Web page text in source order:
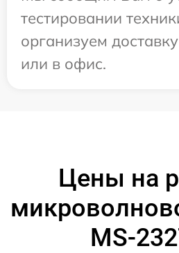
тестировании
организуем
или в офис.
Цены на
MS-